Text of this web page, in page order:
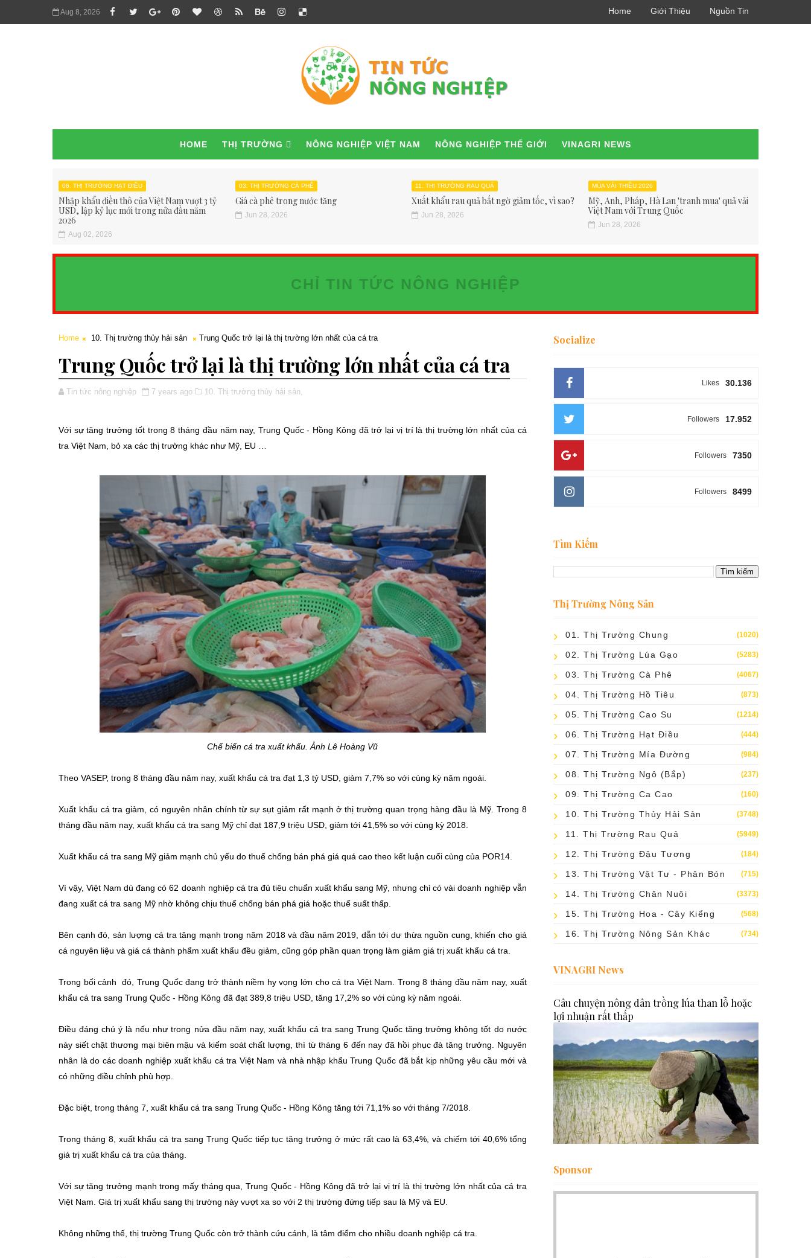
Aug 8, 2026 Home Giới Thiệu Nguồn Tin
HOME THỊ TRƯỜNG NÔNG NGHIỆP VIỆT NAM NÔNG NGHIỆP THẾ GIỚI VINAGRI NEWS
06. THỊ TRƯỜNG HẠT ĐIỀU
Nhập khẩu điều thô của Việt Nam vượt 3 tỷ
USD, lập kỷ lục mới trong nửa đầu năm
2026
Aug 02, 2026
03. THỊ TRƯỜNG CÀ PHÊ
Giá cà phê trong nước tăng
Jun 28, 2026
11. THỊ TRƯỜNG RAU QUẢ
Xuất khẩu rau quả bất ngờ giảm tốc, vì sao?
Jun 28, 2026
MÙA VẢI THIỀU 2026
Mỹ, Anh, Pháp, Hà Lan 'tranh mua' quả vải
Việt Nam với Trung Quốc
Jun 28, 2026
CHỈ TIN TỨC NÔNG NGHIỆP
Home 10. Thị trường thủy hải sản Trung Quốc trở lại là thị trường lớn nhất của cá tra
Trung Quốc trở lại là thị trường lớn nhất của cá tra
Tin tức nông nghiệp 7 years ago 10. Thị trường thủy hải sản,
Với sự tăng trưởng tốt trong 8 tháng đầu năm nay, Trung Quốc - Hồng Kông đã trở lại vị trí là thị trường lớn nhất của cá
tra Việt Nam, bỏ xa các thị trường khác như Mỹ, EU …
Chế biến cá tra xuất khẩu. Ảnh Lê Hoàng Vũ
Theo VASEP, trong 8 tháng đầu năm nay, xuất khẩu cá tra đạt 1,3 tỷ USD, giảm 7,7% so với cùng kỳ năm ngoái.
Xuất khẩu cá tra giảm, có nguyên nhân chính từ sự sụt giảm rất mạnh ở thị trường quan trọng hàng đầu là Mỹ. Trong 8
tháng đầu năm nay, xuất khẩu cá tra sang Mỹ chỉ đạt 187,9 triệu USD, giảm tới 41,5% so với cùng kỳ 2018.
Xuất khẩu cá tra sang Mỹ giảm mạnh chủ yếu do thuế chống bán phá giá quá cao theo kết luận cuối cùng của POR14.
Vì vậy, Việt Nam dù đang có 62 doanh nghiệp cá tra đủ tiêu chuẩn xuất khẩu sang Mỹ, nhưng chỉ có vài doanh nghiệp vẫn
đang xuất cá tra sang Mỹ nhờ không chịu thuế chống bán phá giá hoặc thuế suất thấp.
Bên cạnh đó, sản lượng cá tra tăng mạnh trong năm 2018 và đầu năm 2019, dẫn tới dư thừa nguồn cung, khiến cho giá
cá nguyên liệu và giá cá thành phẩm xuất khẩu đều giảm, cũng góp phần quan trọng làm giảm giá trị xuất khẩu cá tra.
Trong bối cảnh đó, Trung Quốc đang trở thành niềm hy vọng lớn cho cá tra Việt Nam. Trong 8 tháng đầu năm nay, xuất
khẩu cá tra sang Trung Quốc - Hồng Kông đã đạt 389,8 triệu USD, tăng 17,2% so với cùng kỳ năm ngoái.
Điều đáng chú ý là nếu như trong nửa đầu năm nay, xuất khẩu cá tra sang Trung Quốc tăng trưởng không tốt do nước
này siết chặt thương mại biên mậu và kiểm soát chất lượng, thì từ tháng 6 đến nay đã hồi phục đà tăng trưởng. Nguyên
nhân là do các doanh nghiệp xuất khẩu cá tra Việt Nam và nhà nhập khẩu Trung Quốc đã bắt kịp những yêu cầu mới và
có những điều chỉnh phù hợp.
Đặc biệt, trong tháng 7, xuất khẩu cá tra sang Trung Quốc - Hồng Kông tăng tới 71,1% so với tháng 7/2018.
Trong tháng 8, xuất khẩu cá tra sang Trung Quốc tiếp tục tăng trưởng ở mức rất cao là 63,4%, và chiếm tới 40,6% tổng
giá trị xuất khẩu cá tra của tháng.
Với sự tăng trưởng mạnh trong mấy tháng qua, Trung Quốc - Hồng Kông đã trở lại vị trí là thị trường lớn nhất của cá tra
Việt Nam. Giá trị xuất khẩu sang thị trường này vượt xa so với 2 thị trường đứng tiếp sau là Mỹ và EU.
Không những thế, thị trường Trung Quốc còn trở thành cứu cánh, là tâm điểm cho nhiều doanh nghiệp cá tra.
Socialize
30.136
Likes
17.952
Followers
7350
Followers
8499
Followers
Tìm Kiếm
Thị Trường Nông Sản
01. Thị Trường Chung (1020)
02. Thị Trường Lúa Gạo (5283)
03. Thị Trường Cà Phê (4067)
04. Thị Trường Hồ Tiêu (873)
05. Thị Trường Cao Su (1214)
06. Thị Trường Hạt Điều (444)
07. Thị Trường Mía Đường (984)
08. Thị Trường Ngô (bắp) (237)
09. Thị Trường Ca Cao (160)
10. Thị Trường Thủy Hải Sản (3748)
11. Thị Trường Rau Quả (5949)
12. Thị Trường Đậu Tương (184)
13. Thị Trường Vật Tư - Phân Bón (715)
14. Thị Trường Chăn Nuôi (3373)
15. Thị Trường Hoa - Cây Kiểng (568)
16. Thị Trường Nông Sản Khác (734)
VINAGRI News
Câu chuyện nông dân trồng lúa than lỗ hoặc
lợi nhuận rất thấp
Sponsor